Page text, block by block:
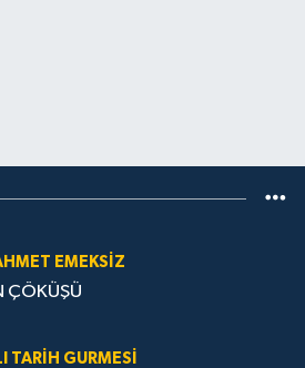
EMEKSİZ
ÇÖKÜŞÜ
TARIH GURMESI